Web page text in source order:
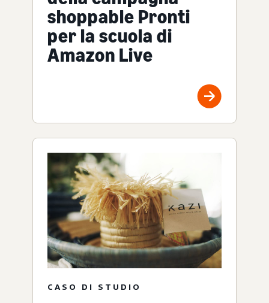
shoppable Pronti
per la scuola di
Amazon Live
CASO DI STUDIO